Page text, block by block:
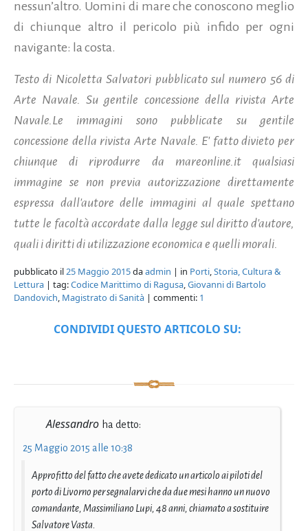
nessun’altro. Uomini di mare che conoscono meglio
di chiunque altro il pericolo più infido per ogni
navigante: la costa.
Testo di Nicoletta Salvatori pubblicato sul numero 56 di
Arte Navale. Su gentile concessione della rivista Arte
Navale.Le immagini sono pubblicate su gentile
concessione della rivista Arte Navale. E' fatto divieto per
chiunque di riprodurre da mareonline.it qualsiasi
immagine se non previa autorizzazione direttamente
espressa dall'autore delle immagini al quale spettano
tutte le facoltà accordate dalla legge sul diritto d'autore,
quali i diritti di utilizzazione economica e quelli morali.
pubblicato il25 Maggio 2015daadmin | in Porti,Storia, Cultura &
Lettura | tag:Codice Marittimo di Ragusa,Giovanni di Bartolo
Dandovich, Magistrato di Sanità | commenti: 1
CONDIVIDI QUESTO ARTICOLO SU:
Alessandro ha detto:
25 Maggio 2015 alle 10:38
Approfitto del fatto che avete dedicato un articolo ai piloti del
porto di Livorno per segnalarvi che da due mesi hanno un nuovo
comandante, Massimiliano Lupi, 48 anni, chiamato a sostituire
Salvatore Vasta.